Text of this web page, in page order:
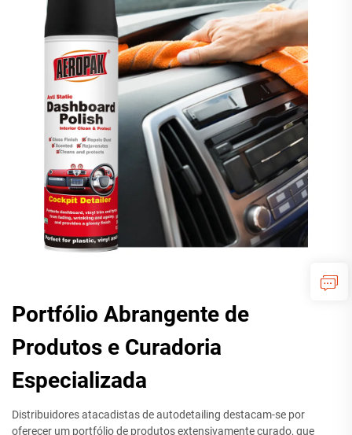
Portfólio Abrangente de
Produtos e Curadoria
Especializada
Distribuidores atacadistas de autodetailing destacam-se por
oferecer um portfólio de produtos extensivamente curado, que